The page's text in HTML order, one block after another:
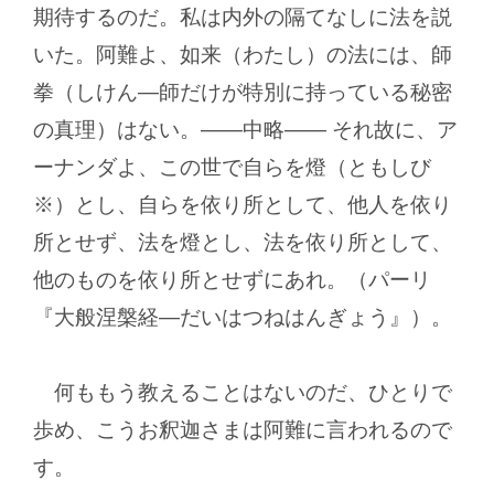
期待するのだ。私は内外の隔てなしに法を説
いた。阿難よ、如来（わたし）の法には、師
拳（しけん―師だけが特別に持っている秘密
の真理）はない。 ―中略― それ故に、ア
ーナンダよ、この世で自らを燈（ともしび
※）とし、自らを依り所として、他人を依り
所とせず、法を燈とし、法を依り所として、
他のものを依り所とせずにあれ。（パーリ
『大般涅槃経―だいはつねはんぎょう』）。
何ももう教えることはないのだ、ひとりで
歩め、こうお釈迦さまは阿難に言われるので
す。